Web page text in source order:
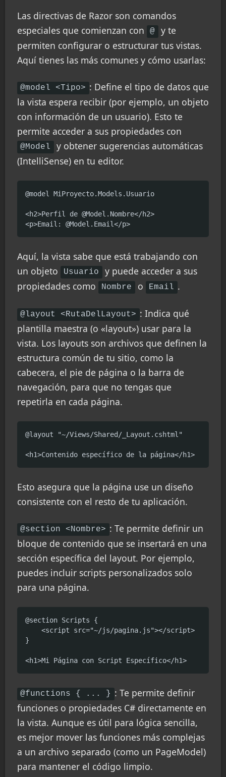
Las directivas de Razor son comandos
especiales que comienzan con
@
y te
permiten configurar o estructurar tus vistas.
Aquí tienes las más comunes y cómo usarlas:
@model <Tipo> : Define el tipo de datos que
la vista espera recibir (por ejemplo, un objeto
con información de un usuario). Esto te
permite acceder a sus propiedades con
@Model
y obtener sugerencias automáticas
(IntelliSense) en tu editor.
@model MiProyecto.Models.Usuario
<h2>Perfil de @Model.Nombre</h2>
<p>Email: @Model.Email</p>
Aquí, la vista sabe que está trabajando con
un objeto
Usuario
y puede acceder a sus
propiedades como
Nombre o Email .
@layout <RutaDelLayout> : Indica qué
plantilla maestra (o «layout») usar para la
vista. Los layouts son archivos que definen la
estructura común de tu sitio, como la
cabecera, el pie de página o la barra de
navegación, para que no tengas que
repetirla en cada página.
@layout "~/Views/Shared/_Layout.cshtml"
<h1>Contenido específico de la página</h1>
Esto asegura que la página use un diseño
consistente con el resto de tu aplicación.
@section <Nombre> : Te permite definir un
bloque de contenido que se insertará en una
sección específica del layout. Por ejemplo,
puedes incluir scripts personalizados solo
para una página.
@section Scripts {
    <script src="~/js/pagina.js"></script>
}
<h1>Mi Página con Script Específico</h1>
@functions { ... } : Te permite definir
funciones o propiedades C# directamente en
la vista. Aunque es útil para lógica sencilla,
es mejor mover las funciones más complejas
a un archivo separado (como un PageModel)
para mantener el código limpio.